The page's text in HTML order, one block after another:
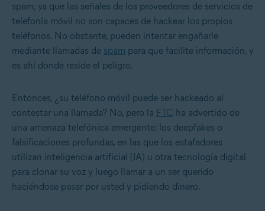
spam, ya que las señales de los proveedores de servicios de
telefonía móvil no son capaces de hackear los propios
teléfonos. No obstante, pueden intentar engañarle
mediante llamadas de spam para que facilite información, y
es ahí donde reside el peligro.
Entonces, ¿su teléfono móvil puede ser hackeado al
contestar una llamada? No, pero la FTC ha advertido de
una amenaza telefónica emergente: los deepfakes o
falsificaciones profundas, en las que los estafadores
utilizan inteligencia artificial (IA) u otra tecnología digital
para clonar su voz y luego llamar a un ser querido
haciéndose pasar por usted y pidiendo dinero.